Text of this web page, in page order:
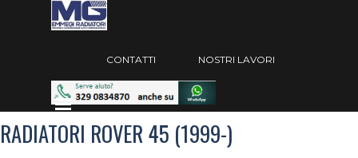
Vai ai contenuti
Salta menù
CONTATTI NOSTRI LAVORI
Salta menù
RADIATORI ROVER 45 (1999-)